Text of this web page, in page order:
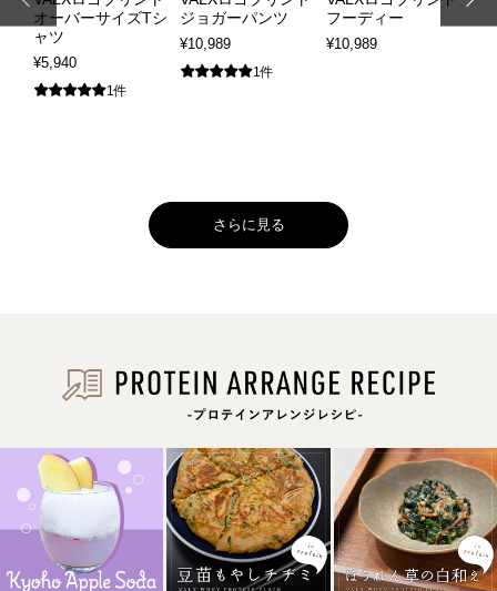
オーバーサイズTシ
ャツ
¥5,940
1件
ジョガーパンツ
¥10,989
1件
フーディー
¥10,989
さらに見る